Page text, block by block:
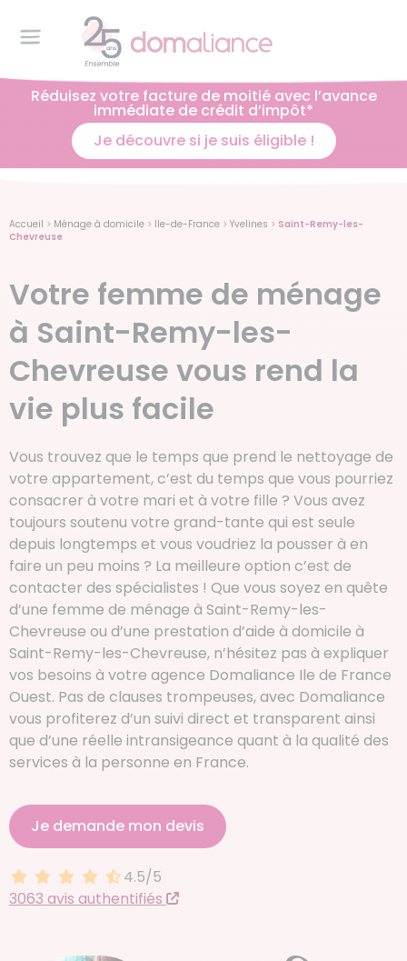
Réduisez votre facture de moitié avec l’avance
immédiate de crédit d’impôt*
Je découvre si je suis éligible !
Accueil > Ménage à domicile > Ile-de-France > Yvelines > Saint-Remy-les-
Chevreuse
Votre femme de ménage
à Saint-Remy-les-
Chevreuse vous rend la
vie plus facile
Vous trouvez que le temps que prend le nettoyage de
votre appartement, c’est du temps que vous pourriez
consacrer à votre mari et à votre fille ? Vous avez
toujours soutenu votre grand-tante qui est seule
depuis longtemps et vous voudriez la pousser à en
faire un peu moins ? La meilleure option c’est de
contacter des spécialistes ! Que vous soyez en quête
d’une femme de ménage à Saint-Remy-les-
Chevreuse ou d’une prestation d’aide à domicile à
Saint-Remy-les-Chevreuse, n’hésitez pas à expliquer
vos besoins à votre agence Domaliance Ile de France
Ouest. Pas de clauses trompeuses, avec Domaliance
vous profiterez d’un suivi direct et transparent ainsi
que d’une réelle intransigeance quant à la qualité des
services à la personne en France.
Je demande mon devis
4.5 sur 5
4.5/5
3063 avis authentifiés